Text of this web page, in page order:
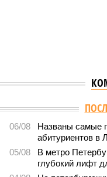
06/08
Названы самые
абитуриентов в
05/08
В метро
глубокий лифт